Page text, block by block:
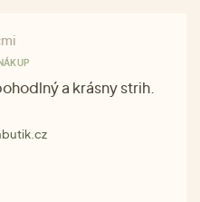
a krásny strih.